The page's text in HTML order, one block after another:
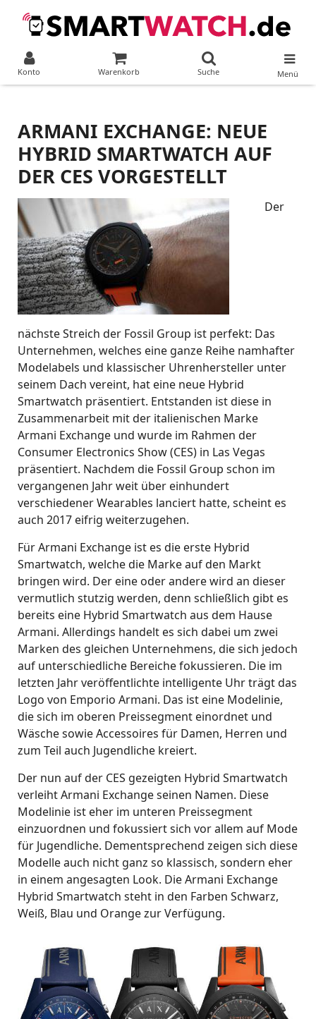
Konto Warenkorb Suche Menü
ARMANI EXCHANGE: NEUE
HYBRID SMARTWATCH AUF
DER CES VORGESTELLT
Der
nächste Streich der Fossil Group ist perfekt: Das
Unternehmen, welches eine ganze Reihe namhafter
Modelabels und klassischer Uhrenhersteller unter
seinem Dach vereint, hat eine neue Hybrid
Smartwatch präsentiert. Entstanden ist diese in
Zusammenarbeit mit der italienischen Marke
Armani Exchange und wurde im Rahmen der
Consumer Electronics Show (CES) in Las Vegas
präsentiert. Nachdem die Fossil Group schon im
vergangenen Jahr weit über einhundert
verschiedener Wearables lanciert hatte, scheint es
auch 2017 eifrig weiterzugehen.
Für Armani Exchange ist es die erste Hybrid
Smartwatch, welche die Marke auf den Markt
bringen wird. Der eine oder andere wird an dieser
vermutlich stutzig werden, denn schließlich gibt es
bereits eine Hybrid Smartwatch aus dem Hause
Armani. Allerdings handelt es sich dabei um zwei
Marken des gleichen Unternehmens, die sich jedoch
auf unterschiedliche Bereiche fokussieren. Die im
letzten Jahr veröffentlichte intelligente Uhr trägt das
Logo von Emporio Armani. Das ist eine Modelinie,
die sich im oberen Preissegment einordnet und
Wäsche sowie Accessoires für Damen, Herren und
zum Teil auch Jugendliche kreiert.
Der nun auf der CES gezeigten Hybrid Smartwatch
verleiht Armani Exchange seinen Namen. Diese
Modelinie ist eher im unteren Preissegment
einzuordnen und fokussiert sich vor allem auf Mode
für Jugendliche. Dementsprechend zeigen sich diese
Modelle auch nicht ganz so klassisch, sondern eher
in einem angesagten Look. Die Armani Exchange
Hybrid Smartwatch steht in den Farben Schwarz,
Weiß, Blau und Orange zur Verfügung.